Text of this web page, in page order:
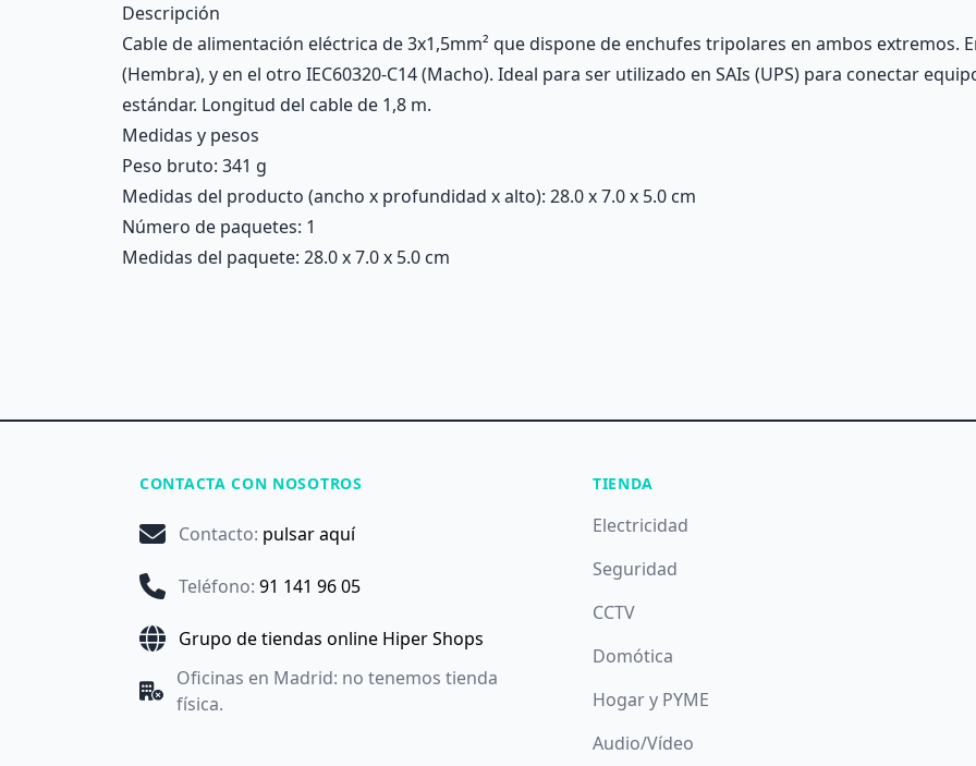
Descripción
Cable de alimentación eléctrica de 3x1,5mm² que dispone de enchufes tripolares en ambos extremos.
(Hembra), y en el otro IEC60320-C14 (Macho). Ideal para ser utilizado en SAIs (UPS) para conectar
estándar. Longitud del cable de 1,8 m.
Medidas y pesos
Peso bruto: 341 g
Medidas del producto (ancho x profundidad x alto): 28.0 x 7.0 x 5.0 cm
Número de paquetes: 1
Medidas del paquete: 28.0 x 7.0 x 5.0 cm
CONTACTA CON NOSOTROS
Contacto: pulsar aquí
Teléfono: 91 141 96 05
Grupo de tiendas online Hiper Shops
Oficinas en Madrid: no tenemos tienda
física.
TIENDA
Electricidad
Seguridad
CCTV
Domótica
Hogar y PYME
Audio/Vídeo